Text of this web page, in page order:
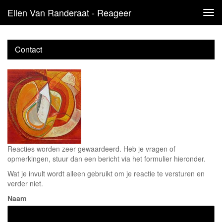
Ellen Van Randeraat - Reageer
Contact
Reacties worden zeer gewaardeerd. Heb je vragen of
opmerkingen, stuur dan een bericht via het formulier hieronder.
Wat je invult wordt alleen gebruikt om je reactie te versturen en
verder niet.
Naam